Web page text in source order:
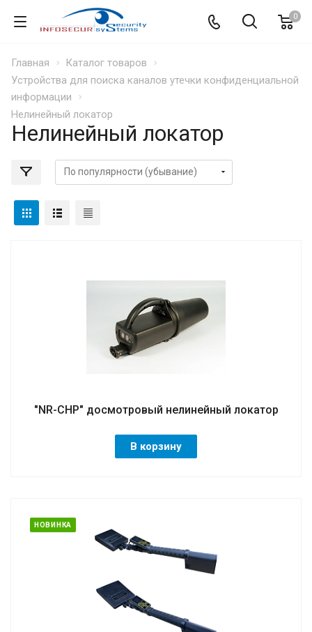
0
Главная
Каталог товаров
Устройства для поиска каналов утечки конфиденциальной
информации
Нелинейный локатор
Нелинейный локатор
"NR-CHP" досмотровый нелинейный локатор
В корзину
НОВИНКА